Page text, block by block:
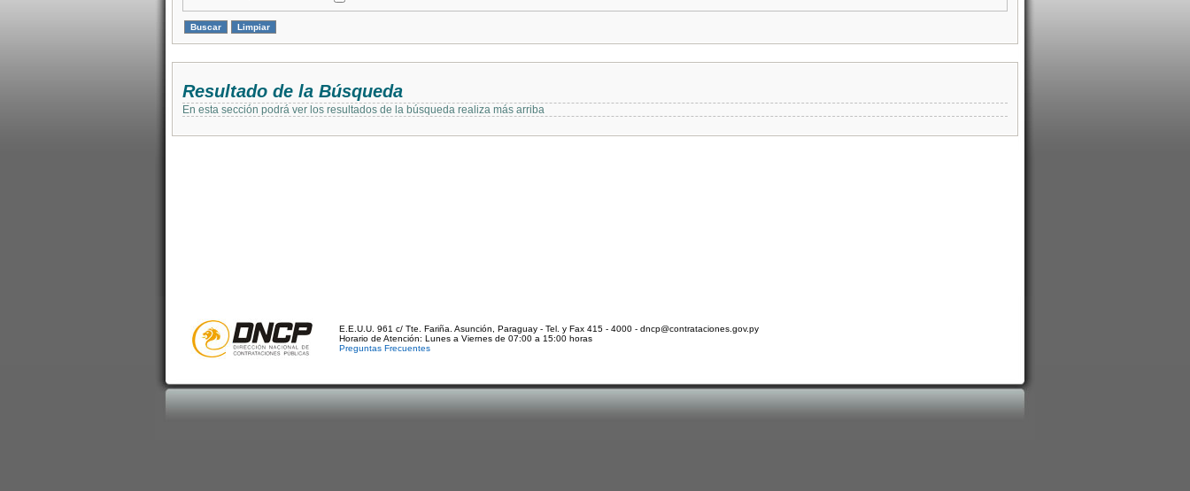
Resultado de la Búsqueda
En esta sección podrá ver los resultados de la búsqueda realiza más arriba
E.E.U.U. 961 c/ Tte. Fariña. Asunción, Paraguay - Tel. y Fax 415 - 4000 - dncp@contrataciones.gov.py
Horario de Atención: Lunes a Viernes de 07:00 a 15:00 horas
Preguntas Frecuentes